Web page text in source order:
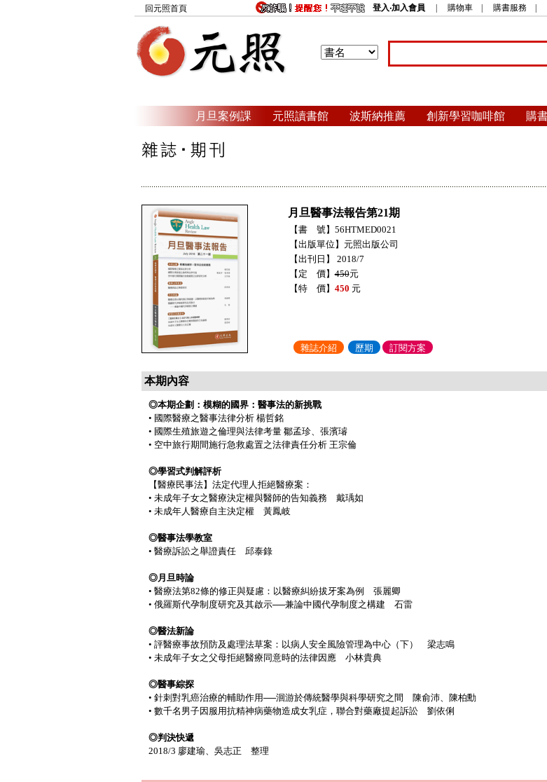
回元照首頁 登入‧加入會員 購物車 購書服務
月旦案例課 元照讀書館 波斯納推薦 創新學習咖啡館 購
月旦醫事法報告第21期
【書 號】56HTMED0021
【出版單位】元照出版公司
【出刊日】 2018/7
【定 價】450元
【特 價】 450 元
雜誌介紹 歷期 訂閱方案
本期內容
◎本期企劃：模糊的國界：醫事法的新挑戰
• 國際醫療之醫事法律分析 楊哲銘
• 國際生殖旅遊之倫理與法律考量 鄒孟珍、張濱璿
• 空中旅行期間施行急救處置之法律責任分析 王宗倫
◎學習式判解評析
【醫療民事法】法定代理人拒絕醫療案：
• 未成年子女之醫療決定權與醫師的告知義務 戴瑀如
• 未成年人醫療自主決定權 黃鳳岐
◎醫事法學教室
• 醫療訴訟之舉證責任 邱泰錄
◎月旦時論
• 醫療法第82條的修正與疑慮：以醫療糾紛拔牙案為例 張麗卿
• 俄羅斯代孕制度研究及其啟示──兼論中國代孕制度之構建 石雷
◎醫法新論
• 評醫療事故預防及處理法草案：以病人安全風險管理為中心（下） 梁志鳴
• 未成年子女之父母拒絕醫療同意時的法律因應 小林貴典
◎醫事綜探
• 針刺對乳癌治療的輔助作用──洄游於傳統醫學與科學研究之間 陳俞沛、陳柏勳
• 數千名男子因服用抗精神病藥物造成女乳症，聯合對藥廠提起訴訟 劉依俐
◎判決快遞
2018/3 廖建瑜、吳志正 整理